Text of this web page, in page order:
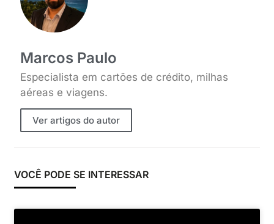
Marcos Paulo
Especialista em cartões de crédito, milhas
aéreas e viagens.
Ver artigos do autor
VOCÊ PODE SE INTERESSAR